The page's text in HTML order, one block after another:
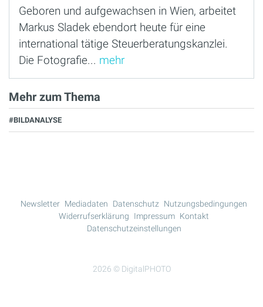
Geboren und aufgewachsen in Wien, arbeitet
Markus Sladek ebendort heute für eine
international tätige Steuerberatungskanzlei.
Die Fotografie... mehr
Mehr zum Thema
#BILDANALYSE
2026 © DigitalPHOTO
Newsletter Mediadaten Datenschutz
Nutzungsbedingungen
Widerrufserklärung
Impressum Kontakt
Datenschutzeinstellungen